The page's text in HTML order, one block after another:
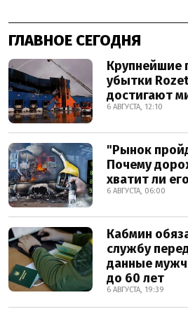
ГЛАВНОЕ СЕГОДНЯ
Крупнейшие
убытки
достигают
6 АВГУСТА, 12:10
"Рынок
Почему
хватит ли
6 АВГУСТА, 06:00
Кабмин
службу
данные
до 60 лет
6 АВГУСТА, 19:39